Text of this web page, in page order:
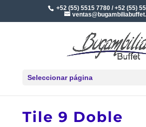
+52 (55) 5515 7780 / +52 (55)
Seleccionar página
Tile 9 Doble